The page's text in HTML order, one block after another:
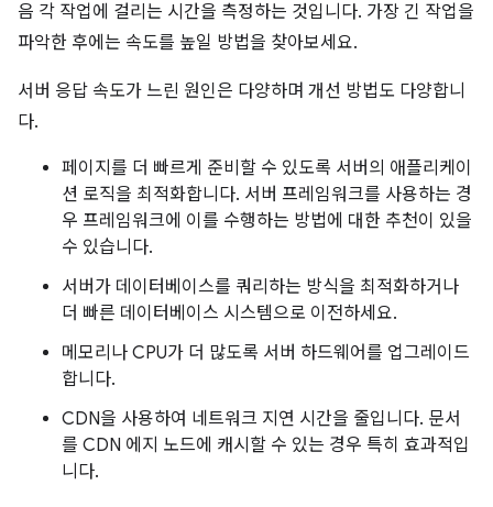
음 각 작업에 걸리는 시간을 측정하는 것입니다. 가장 긴 작업을
파악한 후에는 속도를 높일 방법을 찾아보세요.
서버 응답 속도가 느린 원인은 다양하며 개선 방법도 다양합니
다.
페이지를 더 빠르게 준비할 수 있도록 서버의 애플리케이
션 로직을 최적화합니다. 서버 프레임워크를 사용하는 경
우 프레임워크에 이를 수행하는 방법에 대한 추천이 있을
수 있습니다.
서버가 데이터베이스를 쿼리하는 방식을 최적화하거나
더 빠른 데이터베이스 시스템으로 이전하세요.
메모리나 CPU가 더 많도록 서버 하드웨어를 업그레이드
합니다.
CDN을 사용하여 네트워크 지연 시간을 줄입니다. 문서
를 CDN 에지 노드에 캐시할 수 있는 경우 특히 효과적입
니다.